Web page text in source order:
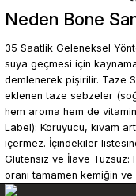
Neden Bone
35 Saatlik Geleneksel
suya geçmesi için
demlenerek pişirilir. Taze
eklenen taze sebzeler
hem aroma hem de
Label): Koruyucu, kıvam
içermez. İçindekiler
Glütensiz ve İlave Tuzsuz:
oranı tamamen kemiğin